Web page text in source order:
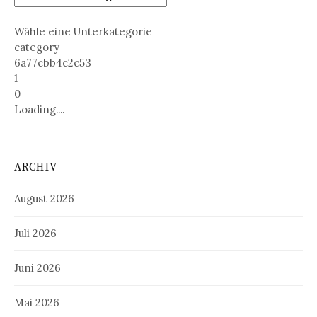
Wähle eine Unterkategorie
category
6a77cbb4c2c53
1
0
Loading....
ARCHIV
August 2026
Juli 2026
Juni 2026
Mai 2026